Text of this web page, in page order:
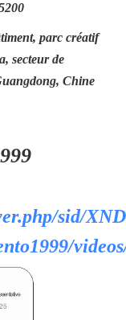
Guangzhou,
carton
de
davantage de
parc créatif
secteur de
Chine
sid/